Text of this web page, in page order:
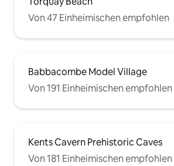
Von 47 Einheimischen empfohlen
Babbacombe Model Village
Von 191 Einheimischen empfohlen
Kents Cavern Prehistoric Caves
Von 181 Einheimischen empfohlen